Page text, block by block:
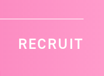
RECRUIT